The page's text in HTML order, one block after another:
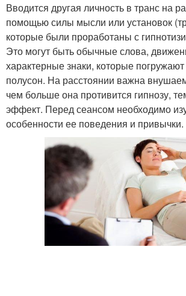
Вводится другая личность в транс на
помощью силы мысли или установок
которые были проработаны с
Это могут быть обычные слова,
характерные знаки, которые погружают
полусон. На расстоянии важна
чем больше она противится гипнозу,
эффект. Перед сеансом необходимо
особенности ее поведения и привычки.